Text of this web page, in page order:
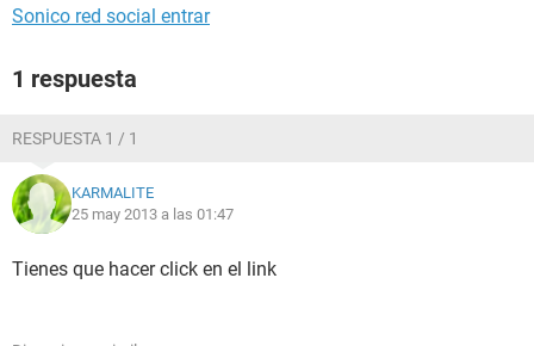
Sonico red social entrar
1 respuesta
RESPUESTA 1 / 1
KARMALITE
25 may 2013 a las 01:47
Tienes que hacer click en el link